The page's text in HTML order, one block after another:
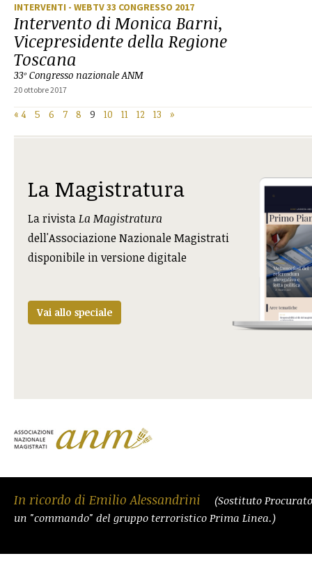
INTERVENTI - WEBTV 33 CONGRESSO 2017
Intervento di Monica Barni,
Vicepresidente della Regione
Toscana
33º Congresso nazionale ANM
20 ottobre 2017
« 4 5 6 7 8 9 10 11 12 13 »
La Magistratura
La rivistaLa Magistratura
dell'Associazione Nazionale Magistrati
disponibile in versione digitale
Vai allo speciale
In ricordo di Emilio Alessandrini
(Sostituto
un "commando" del gruppo terroristico Prima Linea.)